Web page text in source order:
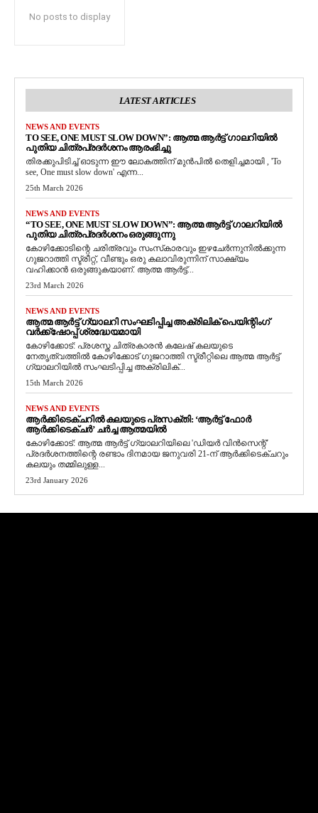
No posts to display
LATEST ARTICLES
NEWS AND EVENTS
TO SEE, ONE MUST SLOW DOWN”: ആത്മ ആർട്ട് ഗാലറിയിൽ
പുതിയ ചിത്രപ്രദർശനം ആരംഭിച്ചു
തിരക്കുപിടിച്ച് ഓടുന്ന ഈ ലോകത്തിന് മുൻപിൽ തെളിച്ചമായി , 'To
see, One must slow down' എന്ന...
25th March 2026
NEWS AND EVENTS
“TO SEE, ONE MUST SLOW DOWN”: ആത്മ ആർട്ട് ഗാലറിയിൽ
പുതിയ ചിത്രപ്രദർശനം ഒരുങ്ങുന്നു
കോഴിക്കോടിന്റെ ചരിത്രവും സംസ്‌കാരവും ഇഴചേർന്നുനിൽക്കുന്ന
ഗുജറാത്തി സ്ട്രീറ്റ്, വീണ്ടും ഒരു കലാവിരുന്നിന് സാക്ഷ്യം
വഹിക്കാൻ ഒരുങ്ങുകയാണ്. ആത്മ ആർട്ട്...
23rd March 2026
NEWS AND EVENTS
ആത്മ ആർട്ട് ഗ്യാലറി സംഘടിപ്പിച്ച അക്രിലിക് പെയിന്റിംഗ്
വർക്ക്‌ഷോപ്പ് ശ്രദ്ധേയമായി
കോഴിക്കോട്: പ്രശസ്ത ചിത്രകാരൻ കലേഷ് കലയുടെ
നേതൃത്വത്തിൽ കോഴിക്കോട് ഗുജറാത്തി സ്ട്രീറ്റിലെ ആത്മ ആർട്ട്
ഗ്യാലറിയിൽ സംഘടിപ്പിച്ച അക്രിലിക്...
15th March 2026
NEWS AND EVENTS
ആർക്കിടെക്ചറിൽ കലയുടെ പ്രസക്തി: ‘ആർട്ട് ഫോർ
ആർക്കിടെക്ചർ’ ചർച്ച ആത്മയിൽ
​കോഴിക്കോട്: ആത്മ ആർട്ട് ഗ്യാലറിയിലെ 'ഡിയർ വിൻസെന്റ്'
പ്രദർശനത്തിന്റെ രണ്ടാം ദിനമായ ജനുവരി 21-ന് ആർക്കിടെക്ചറും
കലയും തമ്മിലുള്ള...
23rd January 2026